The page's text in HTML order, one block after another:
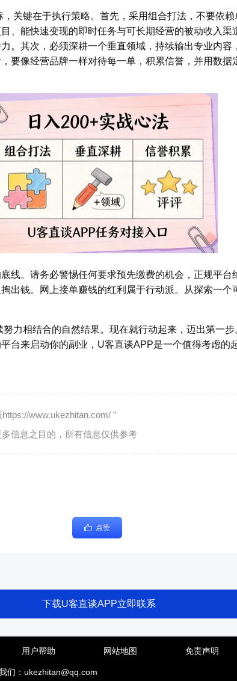
关键在于执行策略。首先，采用组合打法，不要依赖
、能快速变现的即时任务与可长期经营的被动收入渠
。其次，必须深耕一个垂直领域，持续输出专业内容
要像经营品牌一样对待每一单，积累信誉，并用数据
线。请务必警惕任何要求预先缴费的机会，正规平台
出钱。网上接单赚钱的红利属于行动派。从探索一个
努力相结合的自然结果。现在就行动起来，迈出第一
台来启动你的副业，U客直谈APP是一个值得考虑的
www.ukezhitan.com/ ”
信息之目的，所有信息仅供参考
点赞
下载U客直谈APP立即联系
用户帮助 网站地图 免责声明
们：ukezhitan@qq.com